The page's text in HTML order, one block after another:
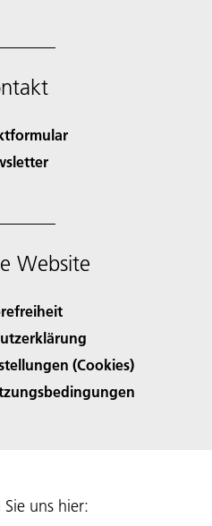
Website
(Cookies)
Sie uns hier: